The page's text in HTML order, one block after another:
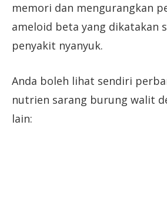
memori dan mengurangkan
ameloid beta yang dikatakan
penyakit nyanyuk.
Anda boleh lihat sendiri
nutrien sarang burung walit
lain: